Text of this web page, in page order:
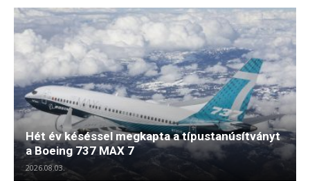
Hét év késéssel megkapta a típustanúsítványt
a Boeing 737 MAX 7
2026.08.03.